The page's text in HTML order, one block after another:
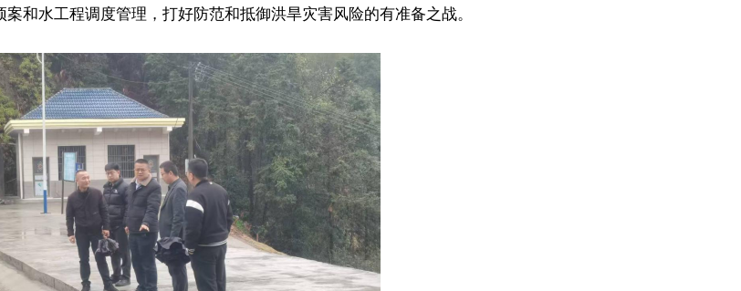
和水工程调度管理，打好防范和抵御洪旱灾害风险的有准备之战。